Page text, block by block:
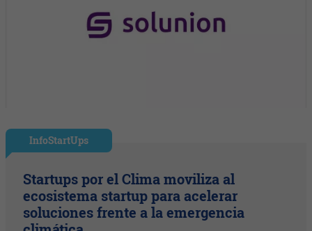
InfoStartUps
Startups por el Clima moviliza al
ecosistema startup para acelerar
soluciones frente a la emergencia